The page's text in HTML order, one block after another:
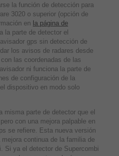
la función de detección para
3020 o superior (opción de
en la página de
la parte de detector el
gps sin detección de
los avisos de radares desde
las coordenadas de las
ni funciona la parte de
de configuración de la
dispositivo en modo solo
parte de detector que el
con una mejora palpable en
se refiere. Esta nueva versión
continua de la familia de
Si ya el detector de Supercombi